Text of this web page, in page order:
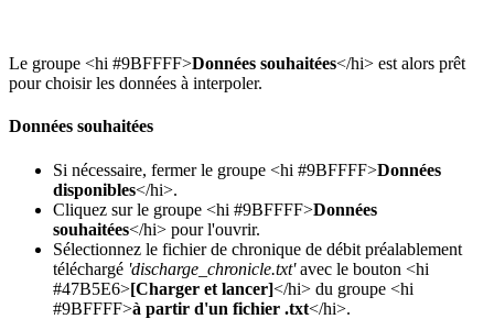
Le groupe <hi #9BFFFF>Données souhaitées</hi> est alors prêt
pour choisir les données à interpoler.
Données souhaitées
Si nécessaire, fermer le groupe <hi #9BFFFF>Données
disponibles</hi>.
Cliquez sur le groupe <hi #9BFFFF>Données
souhaitées</hi> pour l'ouvrir.
Sélectionnez le fichier de chronique de débit préalablement
téléchargé 'discharge_chronicle.txt'avec le bouton <hi
#47B5E6>[Charger et lancer]</hi> du groupe <hi
#9BFFFF>à partir d'un fichier .txt</hi>.